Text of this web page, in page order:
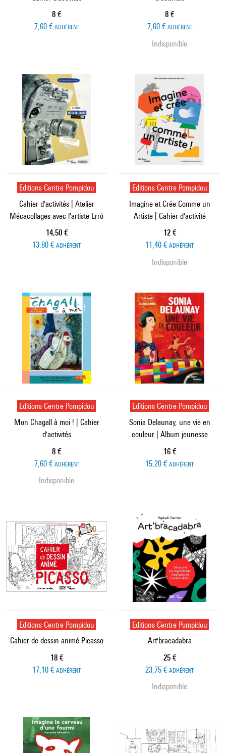
Prix ​​actuel
8 €
7,60 € ADHÉRENT
Prix ​​actuel
8 €
7,60 € ADHÉRENT
Indisponible
Editions Centre Pompidou
Cahier d'activités | Atelier
Mécacollages avec l'artiste Erró
Prix ​​actuel
14,50 €
13,80 € ADHÉRENT
Editions Centre Pompidou
Imagine et Crée Comme un
Artiste | Cahier d'activité
Prix ​​actuel
12 €
11,40 € ADHÉRENT
Indisponible
Editions Centre Pompidou
Mon Chagall à moi ! | Cahier
d'activités
Prix ​​actuel
8 €
7,60 € ADHÉRENT
Indisponible
Editions Centre Pompidou
Sonia Delaunay, une vie en
couleur | Album jeunesse
Prix ​​actuel
16 €
15,20 € ADHÉRENT
Editions Centre Pompidou
Cahier de dessin animé Picasso
Prix ​​actuel
18 €
17,10 € ADHÉRENT
Editions Centre Pompidou
Art'bracadabra
Prix ​​actuel
25 €
23,75 € ADHÉRENT
Indisponible